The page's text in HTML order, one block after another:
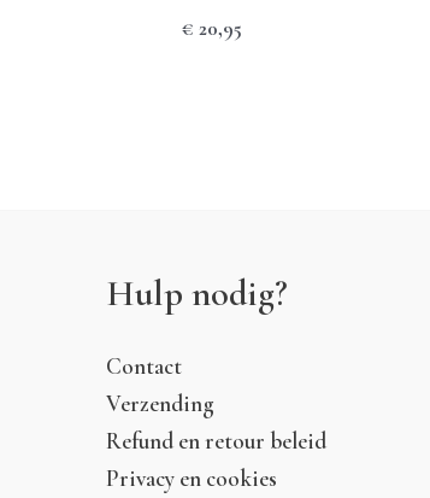
€ 20,95
Hulp nodig?
Contact
Verzending
Refund en retour beleid
Privacy en cookies